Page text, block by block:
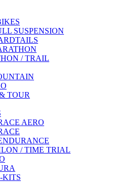
SUSPENSION
/ TRAIL
TOUR
AERO
/ TIME TRIAL
KITS